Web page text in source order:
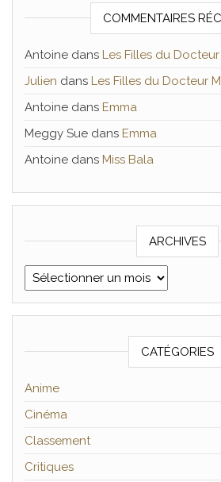
COMMENTAIRES
Antoine dans Les Filles du
Julien dans Les Filles du Docteur
Antoine dans Emma
Meggy Sue dans Emma
Antoine dans Miss Bala
ARCHIVES
Archives
CATÉGORIES
Anime
Cinéma
Classement
Critiques